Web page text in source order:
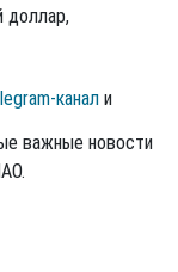
доллар,
канал и
важные новости